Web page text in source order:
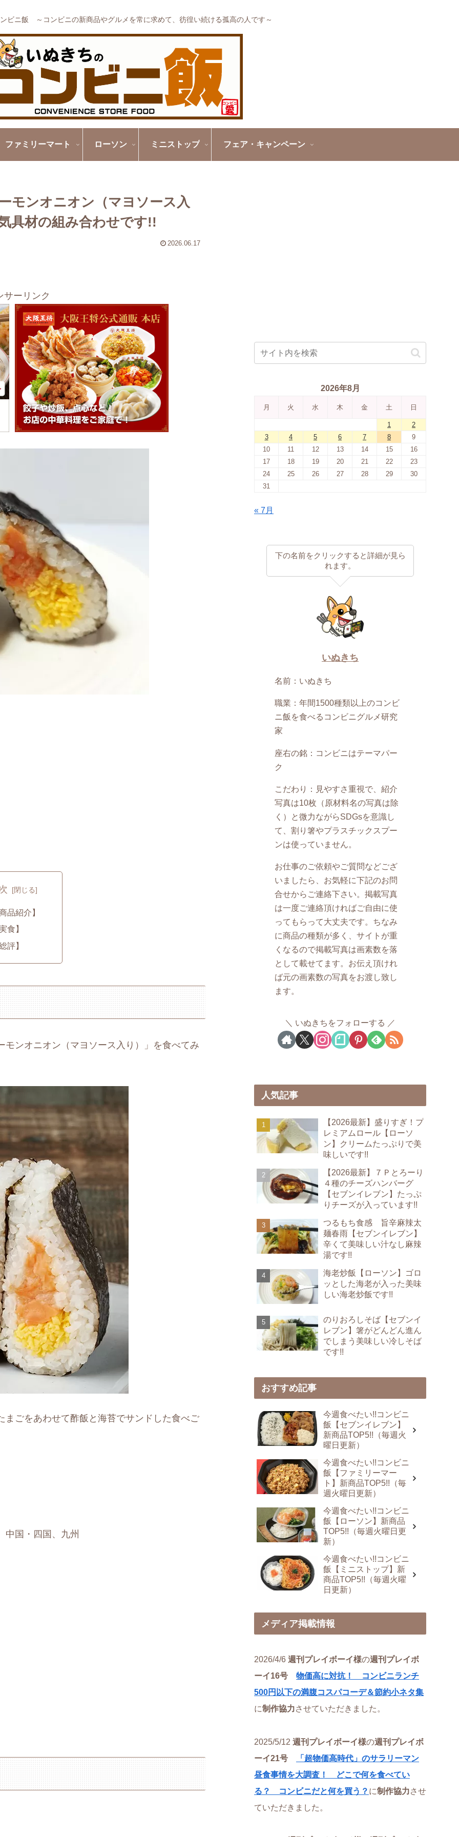
ビニ飯 ～コンビニの新商品やグルメを常に求めて、彷徨い続ける孤高の人です～
ファミリーマート ローソン ミニストップ フェア・キャンペーン
モンオニオン（マヨソース入
具材の組み合わせです!!
2026.06.17
サーリンク
品紹介】
食】
評】
ンオニオン（マヨソース入り）」を食べてみ
ごをあわせて酢飯と海苔でサンドした食べご
中国・四国、九州
2026年8月
月 火 水 木 金 土 日
1
2
3
4 5 6 7 8
9
10
11 12 13 14 15
16
17
18 19 20 21 22
23
24
25 26 27 28 29
30
31
« 7月
下の名前をクリックすると詳細が見ら
れます。
いぬきち
名前：いぬきち
職業：年間1500種類以上のコンビ
ニ飯を食べるコンビニグルメ研究
家
座右の銘：コンビニはテーマパー
ク
こだわり：見やすさ重視で、紹介
写真は10枚（原材料名の写真は除
く）と微力ながらSDGsを意識し
て、割り箸やプラスチックスプー
ンは使っていません。
お仕事のご依頼やご質問などござ
いましたら、お気軽に下記のお問
合せからご連絡下さい。掲載写真
は一度ご連絡頂ければご自由に使
ってもらって大丈夫です。ちなみ
に商品の種類が多く、サイトが重
くなるので掲載写真は画素数を落
として載せてます。お伝え頂けれ
ば元の画素数の写真をお渡し致し
ます。
いぬきちをフォローする
人気記事
【2026最新】盛りすぎ！プ
レミアムロール【ローソ
ン】クリームたっぷりで美
味しいです!!
【2026最新】７Ｐとろーり
４種のチーズハンバーグ
【セブンイレブン】たっぷ
りチーズが入っています!!
つるもち食感 旨辛麻辣太
麺春雨【セブンイレブン】
辛くて美味しい汁なし麻辣
湯です!!
海老炒飯【ローソン】ゴロ
ッとした海老が入った美味
しい海老炒飯です!!
のりおろしそば【セブンイ
レブン】箸がどんどん進ん
でしまう美味しい冷しそば
です!!
おすすめ記事
今週食べたい!!コンビニ
飯【セブンイレブン】
新商品TOP5!!（毎週火
曜日更新）
今週食べたい!!コンビニ
飯【ファミリーマー
ト】新商品TOP5!!（毎
週火曜日更新）
今週食べたい!!コンビニ
飯【ローソン】新商品
TOP5!!（毎週火曜日更
新）
今週食べたい!!コンビニ
飯【ミニストップ】新
商品TOP5!!（毎週火曜
日更新）
メディア掲載情報
2026/4/6 週刊プレイボーイ様の週刊プレイボ
ーイ16号 物価高に対抗！ コンビニランチ
500円以下の満腹コスパコーデ＆節約小ネタ集
に制作協力させていただきました。
2025/5/12 週刊プレイボーイ様の週刊プレイボ
ーイ21号
「超物価高時代」のサラリーマン
昼食事情を大調査！ どこで何を食べてい
る？ コンビニだと何を買う？ に制作協力させ
ていただきました。